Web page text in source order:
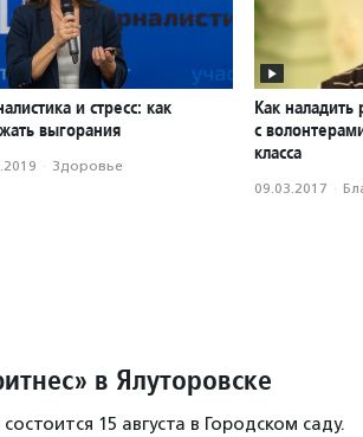
и стресс: как
выгорания
· Здоровье
Как наладить
с
класса
09.03.2017 ·
в Ялуторовске
15 августа в Городском саду.